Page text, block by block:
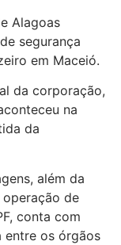
Alagoas
segurança
em Maceió.
da corporação,
na
da
além da
de
conta com
entre os órgãos